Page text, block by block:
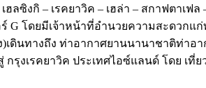
ฮลซิงกิ – เรคยาวิค – เฮล่า – สกาฟตาเ
ร์ G โดยมีเจ้าหน้าที่อำนวยความสะดวกแ
ดินทางถึง ท่าอากาศยานนานาชาติท่าอ
งเรคยาวิค ประเทศไอซ์แลนด์ โดย เที่